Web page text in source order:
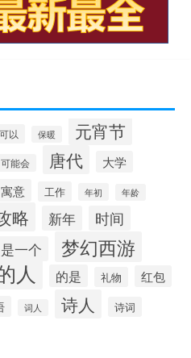
以 保暖 元宵节
可能会 唐代
大学
寓意 工作 年初 年龄
略 新年 时间
是一个 梦幻西游
人 的是 礼物 红包
词人 诗人 诗词